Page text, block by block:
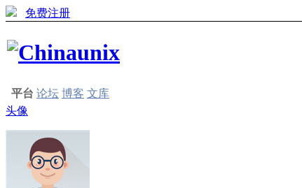
免费注册
平台 论坛 博客 文库
头像